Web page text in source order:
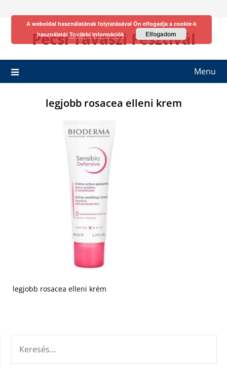
Pécsi Tavaszi Fesztivál
Menu
legjobb rosacea elleni krem
legjobb rosacea elleni krém
A weboldal használatának folytatásával Ön elfogadja a cookie-k
használatát További információk Elfogadom